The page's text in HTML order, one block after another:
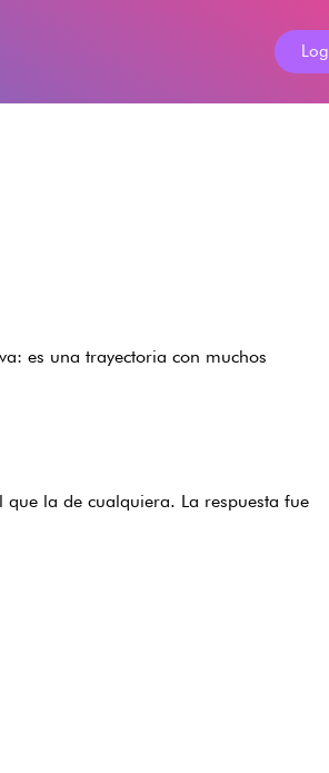
es una trayectoria con muchos
la de cualquiera. La respuesta fue